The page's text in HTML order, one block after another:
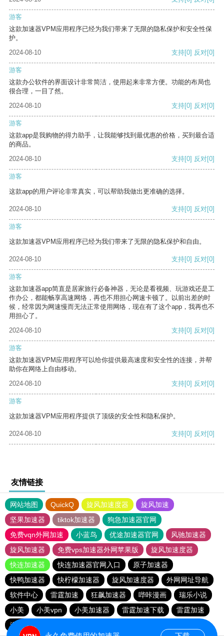
游客
这款加速器VPM应用程序已经为我们带来了无限的隐私保护和安全性保
护。
2024-08-10
支持[0] 反对[0]
游客
这款办公软件的界面设计非常简洁，使用起来非常方便。功能的布局也
很合理，一目了然。
2024-08-10
支持[0] 反对[0]
游客
这款app是我购物的得力助手，让我能够找到最优惠的价格，买到最合适
的商品。
2024-08-10
支持[0] 反对[0]
游客
这款app的用户评论非常真实，可以帮助我做出更准确的选择。
2024-08-10 支持[0] 反对[0]
游客
这款加速器VPM应用程序已经为我们带来了无限的隐私保护和自由。
2024-08-10 支持[0] 反对[0]
游客
这款加速器app简直是居家旅行必备神器，无论是看视频、玩游戏还是工
作办公，都能畅享高速网络，再也不用担心网速卡顿了。以前出差的时
候，经常因为网速慢而无法正常使用网络，现在有了这个app，我再也不
用担心了。
2024-08-10
支持[0] 反对[0]
游客
这款加速器VPM应用程序可以给你提供最高速度和安全性的连接，并帮
助你在网络上自由移动。
2024-08-10
支持[0] 反对[0]
游客
这款加速器VPM应用程序提供了顶级的安全性和隐私保护。
2024-08-10 支持[0] 反对[0]
友情链接
网站地图 QuickQ 旋风加速度器
旋风加速
坚果加速器
tiktok加速器
狗急加速器官网
免费vqn外网加速
小蓝鸟 优途加速器官网
风驰加速器
旋风加速器
免费vps加速器外网苹果版
旋风加速度器
快连加速器
快连加速器官网入口
原子加速器
快鸭加速器
快柠檬加速器 旋风加速度器
外网网址导航
软件中心
雷霆加速 狂飙加速器 哔咔漫画
瑞乐小说
小美
小美vpn 小美加速器 雷霆加速下载
雷霆加速
海鸥加速度